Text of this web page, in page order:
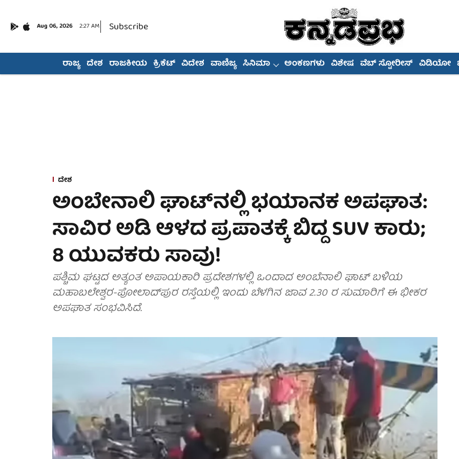
Aug 06, 2026 2:27 AM Subscribe
ರಾಜ್ಯ ದೇಶ ರಾಜಕೀಯ ಕ್ರಿಕೆಟ್ ವಿದೇಶ ವಾಣಿಜ್ಯ ಸಿನಿಮಾ ಅಂಕಣಗಳು ವಿಶೇಷ ವೆಬ್ ಸ್ಟೋರೀಸ್ ವಿಡಿಯೋ
ದೇಶ
ಅಂಬೇನಾಲಿ ಘಾಟ್​ನಲ್ಲಿ ಭಯಾನಕ ಅಪಘಾತ:
ಸಾವಿರ ಅಡಿ ಆಳದ ಪ್ರಪಾತಕ್ಕೆ ಬಿದ್ದ SUV ಕಾರು;
8 ಯುವಕರು ಸಾವು!
ಪಶ್ಚಿಮ ಘಟ್ಟದ ​​ಅತ್ಯಂತ ಅಪಾಯಕಾರಿ ಪ್ರದೇಶಗಳಲ್ಲಿ ಒಂದಾದ ಅಂಬೆನಾಲಿ ಘಾಟ್ ಬಳಿಯ
ಮಹಾಬಲೇಶ್ವರ-ಪೋಲಾದ್‌ಪುರ ರಸ್ತೆಯಲ್ಲಿ ಇಂದು ಬೆಳಗಿನ ಜಾವ 2.30 ರ ಸುಮಾರಿಗೆ ಈ ಭೀಕರ
ಅಪಘಾತ ಸಂಭವಿಸಿದೆ.